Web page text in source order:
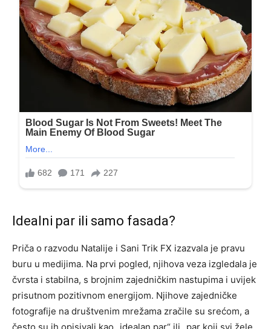
Idealni par ili samo fasada?
Priča o razvodu Natalije i Sani Trik FX izazvala je pravu
buru u medijima. Na prvi pogled, njihova veza izgledala je
čvrsta i stabilna, s brojnim zajedničkim nastupima i uvijek
prisutnom pozitivnom energijom. Njihove zajedničke
fotografije na društvenim mrežama zračile su srećom, a